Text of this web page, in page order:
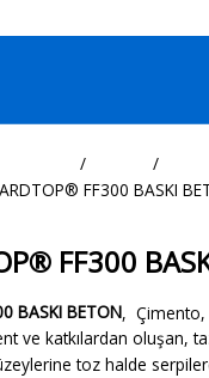
/ /
FF300 BASKI
FF300
BASKI BETON, Çimento,
ve katkılardan oluşan,
toz halde